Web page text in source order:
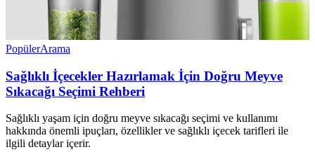
PopülerArama
Sağlıklı İçecekler Hazırlamak İçin Doğru Meyve
Sıkacağı Seçimi Rehberi
Sağlıklı yaşam için doğru meyve sıkacağı seçimi ve kullanımı
hakkında önemli ipuçları, özellikler ve sağlıklı içecek tarifleri ile
ilgili detaylar içerir.